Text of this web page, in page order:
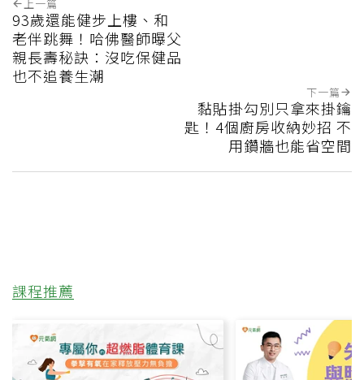
上一篇
93歲還能健步上樓、和
老伴跳舞！哈佛醫師曝父
親長壽秘訣：沒吃保健品
也不追養生潮
下一篇
黏貼掛勾別只拿來掛鑰
匙！4個廚房收納妙招 不
用鑽牆也能省空間
課程推薦